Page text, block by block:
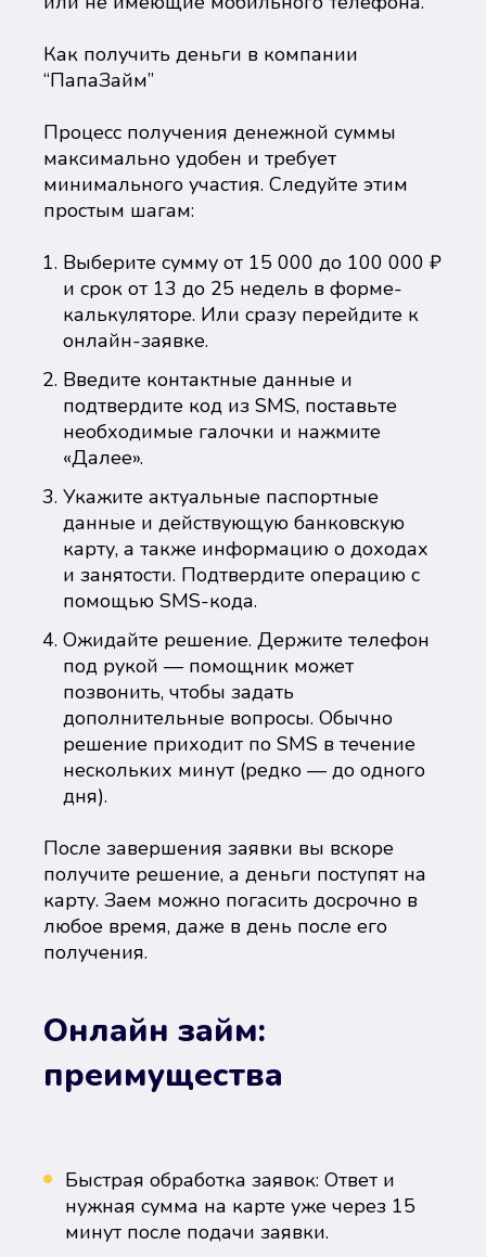
Как получить деньги в компании
“ПапаЗайм”
Процесс получения денежной суммы
максимально удобен и требует
минимального участия. Следуйте этим
простым шагам:
Выберите сумму от 15 000 до 100 000 ₽
и срок от 13 до 25 недель в форме-
калькуляторе. Или сразу перейдите к
онлайн-заявке.
Введите контактные данные и
подтвердите код из SMS, поставьте
необходимые галочки и нажмите
«Далее».
Укажите актуальные паспортные
данные и действующую банковскую
карту, а также информацию о доходах
и занятости. Подтвердите операцию с
помощью SMS-кода.
Ожидайте решение. Держите телефон
под рукой — помощник может
позвонить, чтобы задать
дополнительные вопросы. Обычно
решение приходит по SMS в течение
нескольких минут (редко — до одного
дня).
После завершения заявки вы вскоре
получите решение, а деньги поступят на
карту. Заем можно погасить досрочно в
любое время, даже в день после его
получения.
Онлайн займ:
преимущества
Быстрая обработка заявок: Ответ и
нужная сумма на карте уже через 15
минут после подачи заявки.